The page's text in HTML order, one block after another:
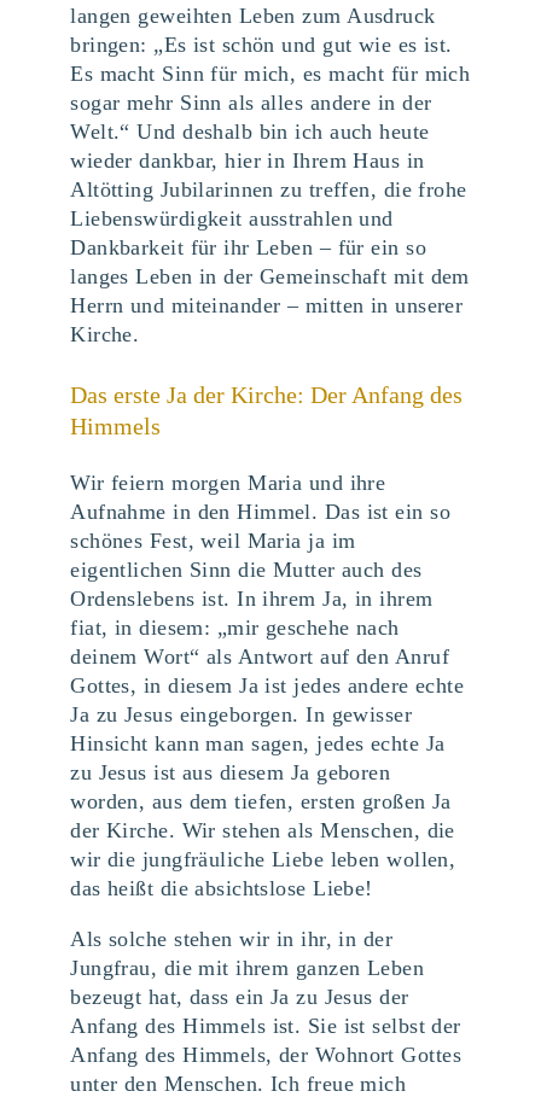
langen geweihten Leben zum Ausdruck
bringen: „Es ist schön und gut wie es ist.
Es macht Sinn für mich, es macht für mich
sogar mehr Sinn als alles andere in der
Welt.“ Und deshalb bin ich auch heute
wieder dankbar, hier in Ihrem Haus in
Altötting Jubilarinnen zu treffen, die frohe
Liebenswürdigkeit ausstrahlen und
Dankbarkeit für ihr Leben – für ein so
langes Leben in der Gemeinschaft mit dem
Herrn und miteinander – mitten in unserer
Kirche.
Das erste Ja der Kirche: Der Anfang des
Himmels
Wir feiern morgen Maria und ihre
Aufnahme in den Himmel. Das ist ein so
schönes Fest, weil Maria ja im
eigentlichen Sinn die Mutter auch des
Ordenslebens ist. In ihrem Ja, in ihrem
fiat, in diesem: „mir geschehe nach
deinem Wort“ als Antwort auf den Anruf
Gottes, in diesem Ja ist jedes andere echte
Ja zu Jesus eingeborgen. In gewisser
Hinsicht kann man sagen, jedes echte Ja
zu Jesus ist aus diesem Ja geboren
worden, aus dem tiefen, ersten großen Ja
der Kirche. Wir stehen als Menschen, die
wir die jungfräuliche Liebe leben wollen,
das heißt die absichtslose Liebe!
Als solche stehen wir in ihr, in der
Jungfrau, die mit ihrem ganzen Leben
bezeugt hat, dass ein Ja zu Jesus der
Anfang des Himmels ist. Sie ist selbst der
Anfang des Himmels, der Wohnort Gottes
unter den Menschen. Ich freue mich